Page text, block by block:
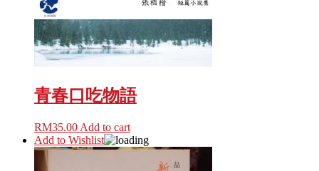
青春口吃物語
RM35.00 Add to cart
Add to Wishlist